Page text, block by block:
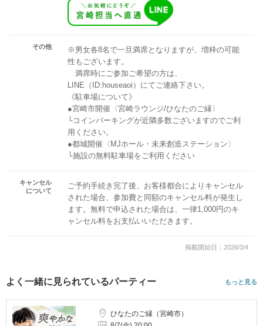
その他
※男女各8名で一旦満席となりますが、増枠の可能
性もございます。
満席時にご参加ご希望の方は、
LINE（ID:houseaoi）にてご連絡下さい。
《駐車場について》
●宮崎市開催〈宮崎ラウンジ/ひなたのご縁〉
└コインパーキングが近隣多数ございますのでご利
用ください。
●都城開催〈MJホール・未来創造ステーション〉
└施設の無料駐車場をご利用ください
キャンセル
について
ご予約手続き完了後、お客様都合によりキャンセル
された場合、参加費と同額のキャンセル料が発生し
ます。無料で申込された場合は、一律1,000円のキ
ャンセル料をお支払いいただきます。
掲載開始日：2026/3/4
よく一緒に見られているパーティー もっと見る
ひなたのご縁（宮崎市）